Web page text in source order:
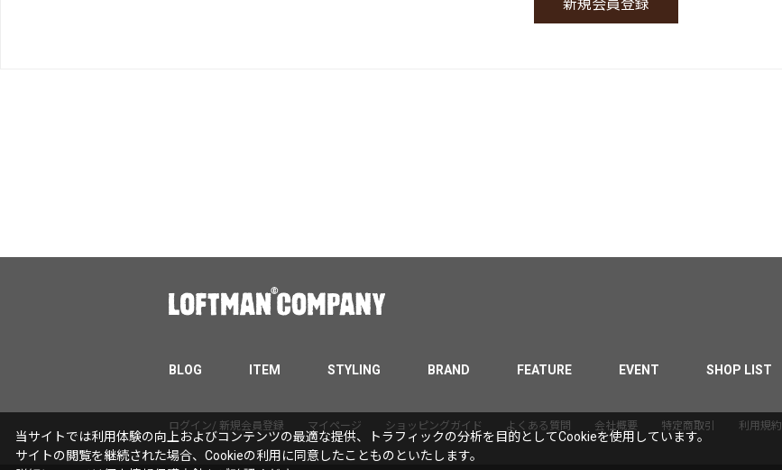
BLOG ITEM STYLING BRAND FEATURE EVENT SHOP LIST
ログイン/ 新規会員登録 マイページ ショッピングガイド よくある質問 会社概要 特定商取引 利用規約
当サイトでは利用体験の向上およびコンテンツの最適な提供、トラフィックの分析を目的としてCookieを使用しています。
サイトの閲覧を継続された場合、Cookieの利用に同意したことものといたします。